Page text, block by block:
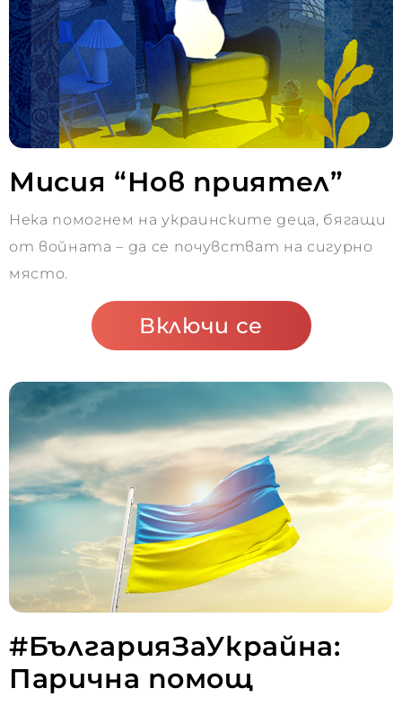
Мисия “Нов приятел”
Нека помогнем на украинските деца, бягащи
от войната – да се почувстват на сигурно
място.
Включи се
#БългарияЗаУкрайна:
Парична помощ